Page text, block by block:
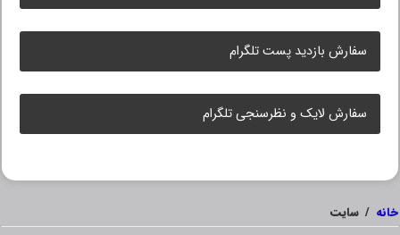
خانه / سایت
سفارش بازدید پست تلگرام
سفارش لایک و نظرسنجی تلگرام